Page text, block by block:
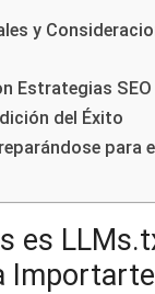
y
Estrategias
del Éxito
para
es